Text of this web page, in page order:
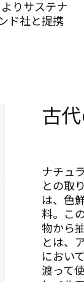
りサステナ
ド社と提携
古
ナチュ
との取
は、色
料。こ
物から
とは、
におい
渡って